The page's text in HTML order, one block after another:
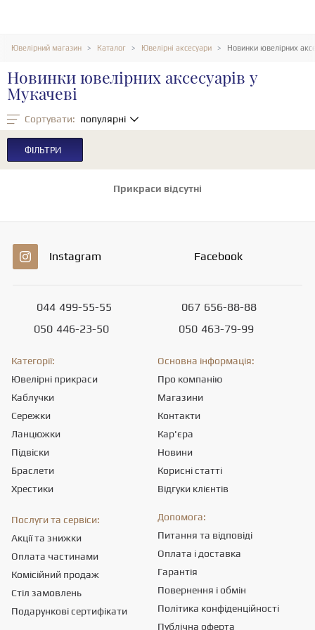
Ювелірний магазин Каталог Ювелірні аксесуари Новинки ювелірних
Новинки ювелірних аксесуарів у
Мукачеві
Сортувати: популярні
ФІЛЬТРИ
Прикраси відсутні
Instagram Facebook
044 499-55-55
050 446-23-50
067 656-88-88
050 463-79-99
Категорії:
Ювелірні прикраси
Каблучки
Сережки
Ланцюжки
Підвіски
Браслети
Хрестики
Основна інформація:
Про компанію
Магазини
Контакти
Кар'єра
Новини
Корисні статті
Відгуки клієнтів
Послуги та сервіси:
Акції та знижки
Оплата частинами
Комісійний продаж
Стіл замовлень
Подарункові сертифікати
Допомога:
Питання та відповіді
Оплата і доставка
Гарантія
Повернення і обмін
Політика конфіденційності
Публічна оферта